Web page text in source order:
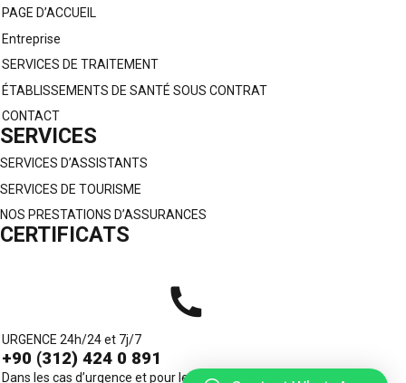
PAGE D’ACCUEIL
Entreprise
SERVICES DE TRAITEMENT
ÉTABLISSEMENTS DE SANTÉ SOUS CONTRAT
CONTACT
SERVICES
SERVICES D’ASSISTANTS
SERVICES DE TOURISME
NOS PRESTATIONS D’ASSURANCES
CERTIFICATS
URGENCE 24h/24 et 7j/7
+90 (312) 424 0 891
Dans les cas d’urgence et pour les services de traitement vous